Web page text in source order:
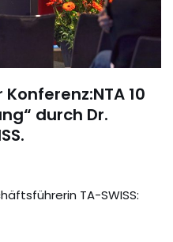
10
durch Dr.
TA-SWISS: